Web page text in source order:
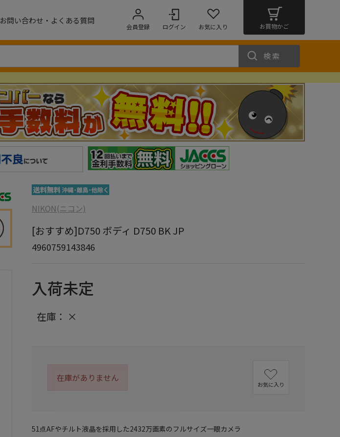
お問い合わせ・よくある質問
会員登録 ログイン お気に入り お買物かご
検索
NIKON(ニコン)
[おすすめ]D750 ボディ D750 BK JP
4960759143846
入荷未定
在庫： ×
在庫がありません
お気に入り
51点AFやチルト液晶を採用した2432万画素のフルサイズ一眼カメラ